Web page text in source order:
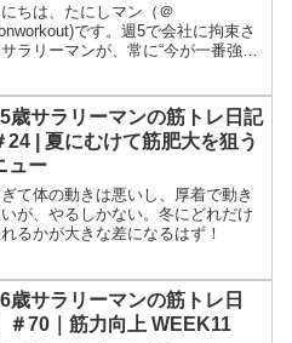
にちは、たにしマン（＠
です。週5で会社に拘束さ
ラリーマンが、常に“今が一番強
夏休み明けの仕事は疲れますね。そ
ったれた...
歳サラリーマンの筋トレ日記
24 | 夏にむけて筋肥大を狙う
ュー
て体の動きは悪いし、厚着で動き
が、やるしかない。冬にどれだけ
るかが大きな差になるはず！
歳サラリーマンの筋トレ日
＃70｜筋力向上 WEEK11